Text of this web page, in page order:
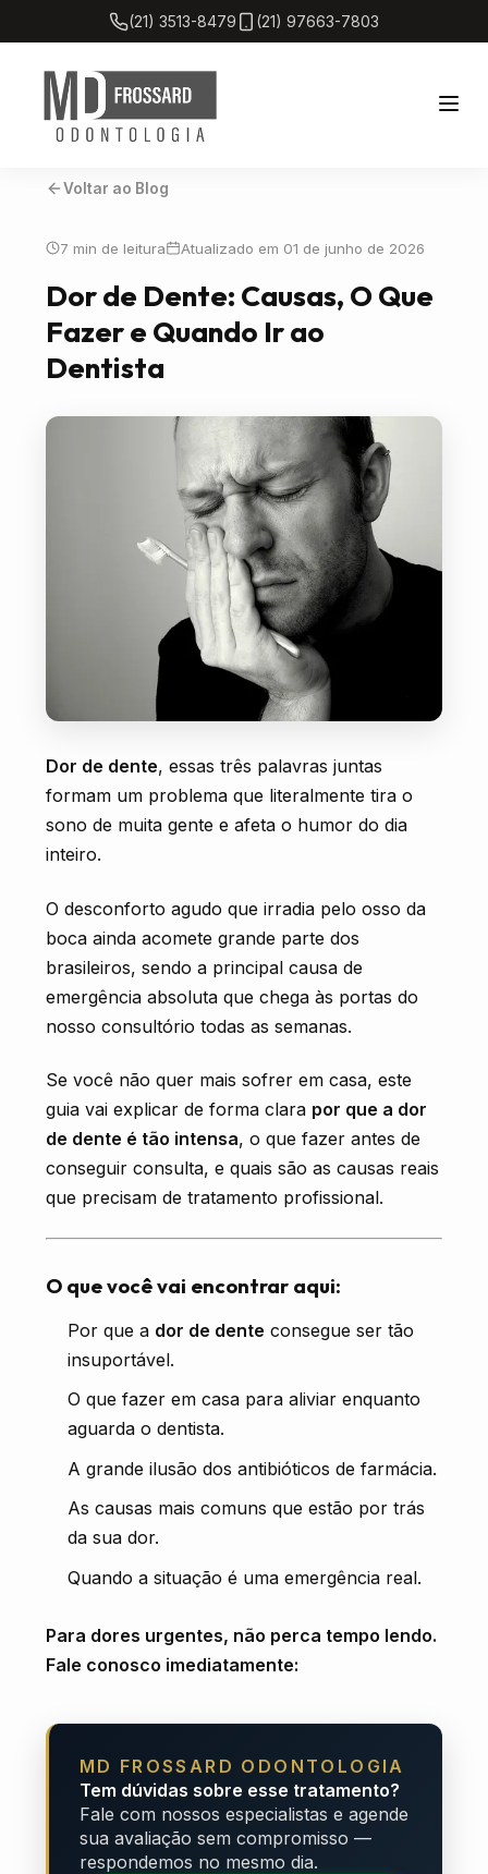
(21) 3513-8479 (21) 97663-7803
Home
Tratamentos
AGENDE SUA CONSULTA
Voltar ao Blog
7 min de leitura Atualizado em 01 de junho de 2026
Dor de Dente: Causas, O Que
Fazer e Quando Ir ao
Dentista
Dor de dente, essas três palavras juntas
formam um problema que literalmente tira o
sono de muita gente e afeta o humor do dia
inteiro.
O desconforto agudo que irradia pelo osso da
boca ainda acomete grande parte dos
brasileiros, sendo a principal causa de
emergência absoluta que chega às portas do
nosso consultório todas as semanas.
Se você não quer mais sofrer em casa, este
guia vai explicar de forma clara por que a dor
de dente é tão intensa, o que fazer antes de
conseguir consulta, e quais são as causas reais
que precisam de tratamento profissional.
O que você vai encontrar aqui:
Por que a dor de dente consegue ser tão
insuportável.
O que fazer em casa para aliviar enquanto
aguarda o dentista.
A grande ilusão dos antibióticos de farmácia.
As causas mais comuns que estão por trás
da sua dor.
Quando a situação é uma emergência real.
Para dores urgentes, não perca tempo lendo.
Fale conosco imediatamente:
MD FROSSARD ODONTOLOGIA
Tem dúvidas sobre esse tratamento?
Fale com nossos especialistas e agende
sua avaliação sem compromisso —
respondemos no mesmo dia.